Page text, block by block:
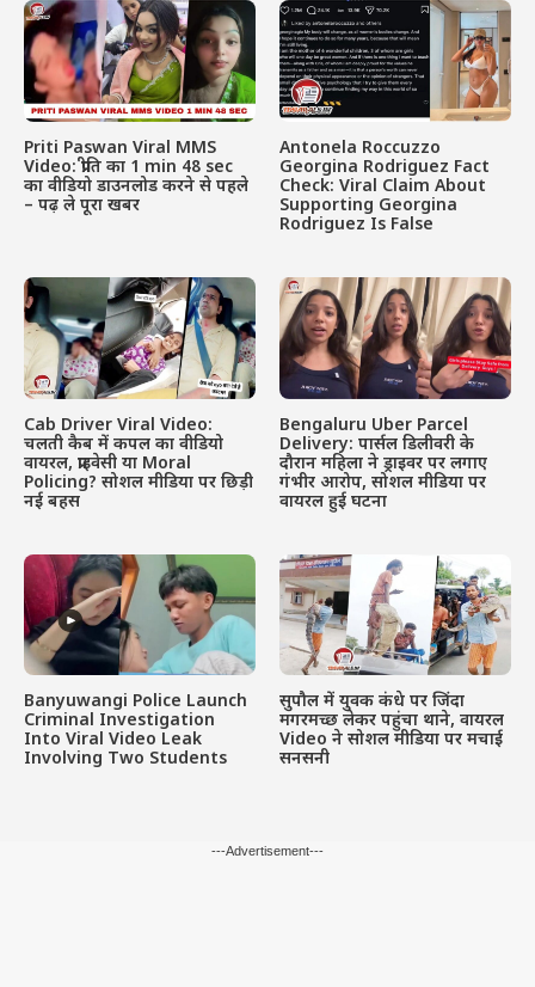
Priti Paswan Viral MMS
Video: प्रीति का 1 min 48 sec
का वीडियो डाउनलोड करने से पहले
– पढ़ ले पूरा खबर
Antonela Roccuzzo
Georgina Rodriguez Fact
Check: Viral Claim About
Supporting Georgina
Rodriguez Is False
Cab Driver Viral Video:
चलती कैब में कपल का वीडियो
वायरल, प्राइवेसी या Moral
Policing? सोशल मीडिया पर छिड़ी
नई बहस
Bengaluru Uber Parcel
Delivery: पार्सल डिलीवरी के
दौरान महिला ने ड्राइवर पर लगाए
गंभीर आरोप, सोशल मीडिया पर
वायरल हुई घटना
Banyuwangi Police Launch
Criminal Investigation
Into Viral Video Leak
Involving Two Students
सुपौल में युवक कंधे पर जिंदा
मगरमच्छ लेकर पहुंचा थाने, वायरल
Video ने सोशल मीडिया पर मचाई
सनसनी
---Advertisement---